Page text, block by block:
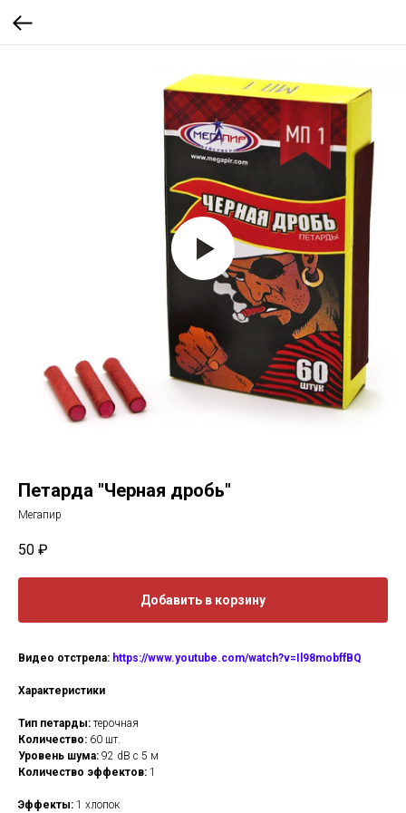
Петарда "Черная дробь"
Мегапир
50 ₽
Добавить в корзину
Видео отстрела: https://www.youtube.com/watch?v=Il98mobffBQ
Характеристики
Тип петарды: терочная
Количество: 60 шт.
Уровень шума: 92 dB с 5 м
Количество эффектов: 1
Эффекты: 1 хлопок